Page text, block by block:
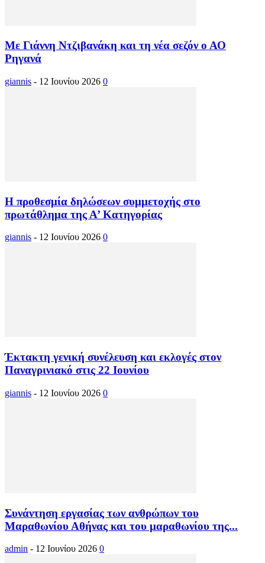
Με Γιάννη Ντζιβανάκη και τη νέα σεζόν ο ΑΟ
Ρηγανά
giannis - 12 Ιουνίου 2026 0
Η προθεσμία δηλώσεων συμμετοχής στο
πρωτάθλημα της Α’ Κατηγορίας
giannis - 12 Ιουνίου 2026 0
Έκτακτη γενική συνέλευση και εκλογές στον
Παναγρινιακό στις 22 Ιουνίου
giannis - 12 Ιουνίου 2026 0
Συνάντηση εργασίας των ανθρώπων του
Μαραθωνίου Αθήνας και του μαραθωνίου της...
admin - 12 Ιουνίου 2026 0